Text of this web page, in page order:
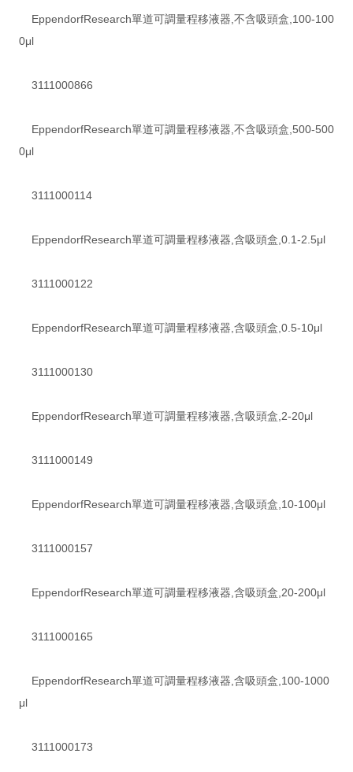
EppendorfResearch單道可調量程移液器,不含吸頭盒,100-100
0μl
3111000866
EppendorfResearch單道可調量程移液器,不含吸頭盒,500-500
0μl
3111000114
EppendorfResearch單道可調量程移液器,含吸頭盒,0.1-2.5μl
3111000122
EppendorfResearch單道可調量程移液器,含吸頭盒,0.5-10μl
3111000130
EppendorfResearch單道可調量程移液器,含吸頭盒,2-20μl
3111000149
EppendorfResearch單道可調量程移液器,含吸頭盒,10-100μl
3111000157
EppendorfResearch單道可調量程移液器,含吸頭盒,20-200μl
3111000165
EppendorfResearch單道可調量程移液器,含吸頭盒,100-1000
μl
3111000173